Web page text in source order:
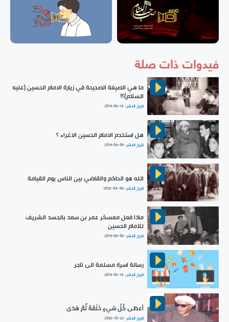
فيدوات ذات صلة
ما هي الصيغة الصحيحة في زيارة الامام الحسين (عليه
السلام)؟!
تاريخ النشر : 2019-06-14
هل استخدم الامام الحسين الاغراء ؟
تاريخ النشر :2019-06-09
الله هو الحاكم والقاضي بين الناس يوم القيامة
تاريخ النشر :2025-04-06
ماذا فعل معسكر عمر بن سعد بالجسد الشريف
للامام الحسين
تاريخ النشر :2019-06-08
رسالة اسرة مسلمة الى تاجر
تاريخ النشر : 2019-06-14
أعطَى كُلَّ شيءٍ خَلْقَهُ ثُمَّ هَدَى
تاريخ النشر :2023-10-23